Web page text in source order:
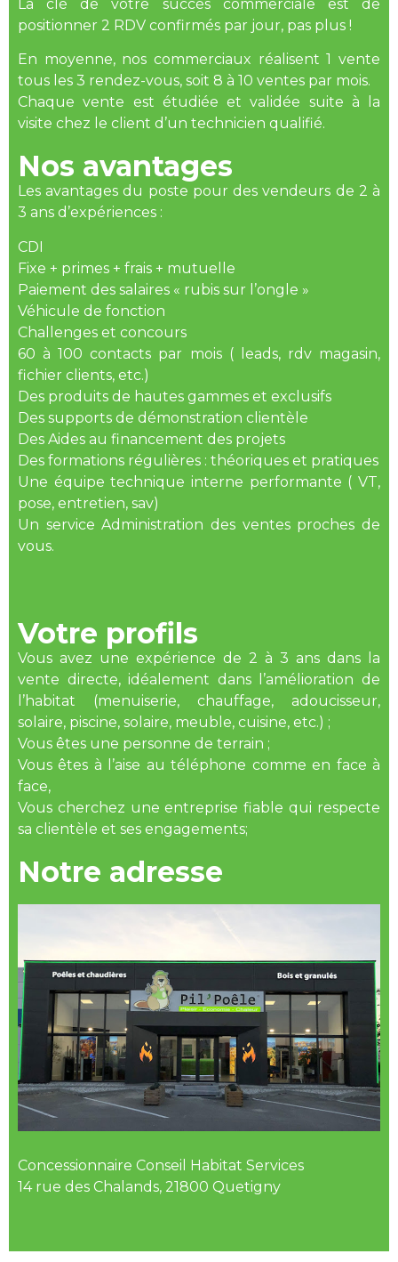
La clé de votre succès commerciale est de
positionner 2 RDV confirmés par jour, pas plus !
En moyenne, nos commerciaux réalisent 1 vente
tous les 3 rendez-vous, soit 8 à 10 ventes par mois.
Chaque vente est étudiée et validée suite à la
visite chez le client d’un technicien qualifié.
Nos avantages
Les avantages du poste pour des vendeurs de 2 à
3 ans d’expériences :
CDI
Fixe + primes + frais + mutuelle
Paiement des salaires « rubis sur l’ongle »
Véhicule de fonction
Challenges et concours
60 à 100 contacts par mois ( leads, rdv magasin,
fichier clients, etc.)
Des produits de hautes gammes et exclusifs
Des supports de démonstration clientèle
Des Aides au financement des projets
Des formations régulières : théoriques et pratiques
Une équipe technique interne performante ( VT,
pose, entretien, sav)
Un service Administration des ventes proches de
vous.
Votre profils
Vous avez une expérience de 2 à 3 ans dans la
vente directe, idéalement dans l’amélioration de
l’habitat (menuiserie, chauffage, adoucisseur,
solaire, piscine, solaire, meuble, cuisine, etc.) ;
Vous êtes une personne de terrain ;
Vous êtes à l’aise au téléphone comme en face à
face,
Vous cherchez une entreprise fiable qui respecte
sa clientèle et ses engagements;
Notre adresse
Concessionnaire Conseil Habitat Services
14 rue des Chalands, 21800 Quetigny